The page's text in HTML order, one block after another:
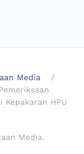
Media
Kepakaran HPU
Media.